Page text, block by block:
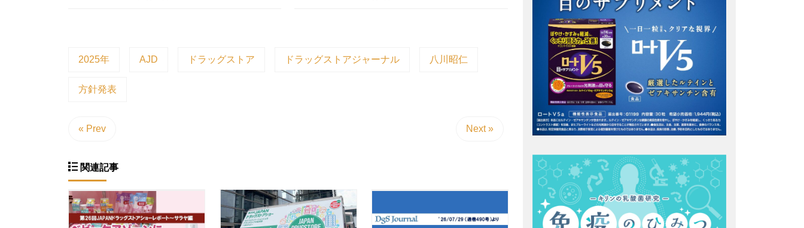
2025年 AJD ドラッグストア ドラッグストアジャーナル 八川昭仁
方針発表
« Prev Next »
関連記事